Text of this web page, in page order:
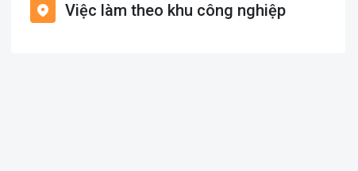
Văn Phòng
Việc làm Cát Hải
Việc làm theo khu công nghiệp